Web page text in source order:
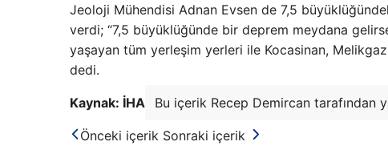
Jeoloji Mühendisi Adnan Evsen de 7,5
verdi; “7,5 büyüklüğünde bir deprem meydana
yaşayan tüm yerleşim yerleri ile Kocasinan,
dedi.
Kaynak: İHA Bu içerik Recep Demircan tarafından
Önceki içerik Sonraki içerik